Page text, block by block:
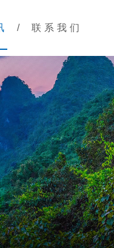
/ 联系我们